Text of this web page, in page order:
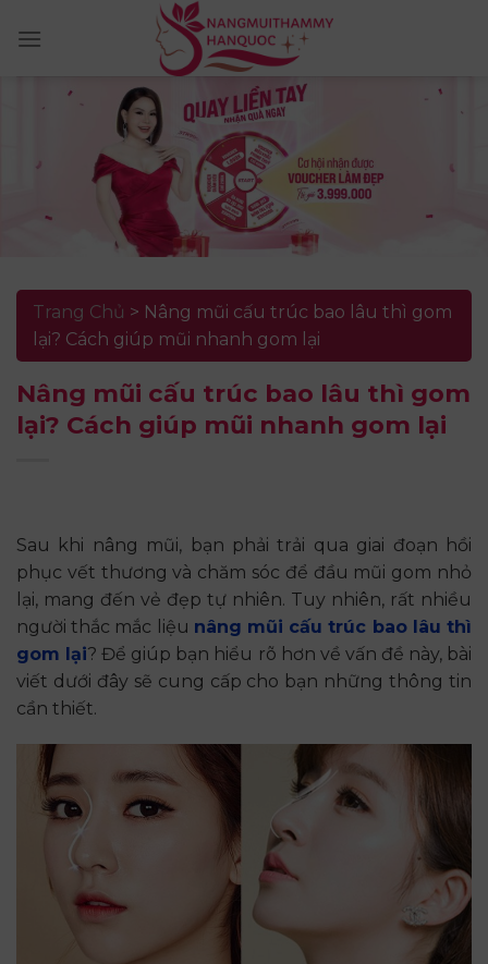
Trang Chủ > Nâng mũi cấu trúc bao lâu thì gom
lại? Cách giúp mũi nhanh gom lại
Nâng mũi cấu trúc bao lâu thì gom
lại? Cách giúp mũi nhanh gom lại
Sau khi nâng mũi, bạn phải trải qua giai đoạn hồi
phục vết thương và chăm sóc để đầu mũi gom nhỏ
lại, mang đến vẻ đẹp tự nhiên. Tuy nhiên, rất nhiều
người thắc mắc liệu nâng mũi cấu trúc bao lâu thì
gom lại? Để giúp bạn hiểu rõ hơn về vấn đề này, bài
viết dưới đây sẽ cung cấp cho bạn những thông tin
cần thiết.